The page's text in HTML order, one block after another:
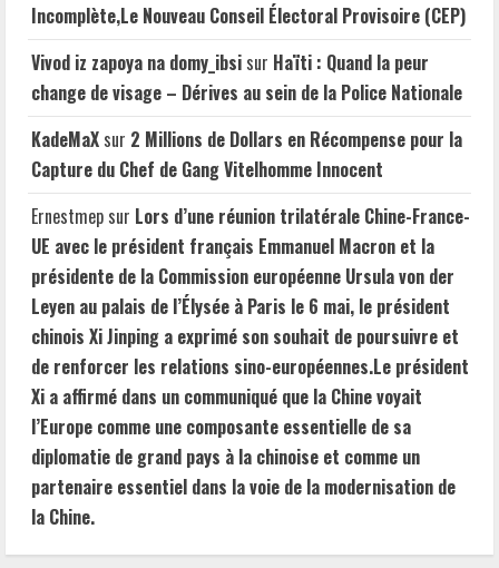
Incomplète,Le Nouveau Conseil Électoral Provisoire (CEP)
Vivod iz zapoya na domy_ibsi sur Haïti : Quand la peur
change de visage – Dérives au sein de la Police Nationale
KadeMaX sur 2 Millions de Dollars en Récompense pour la
Capture du Chef de Gang Vitelhomme Innocent
Ernestmep sur Lors d’une réunion trilatérale Chine-France-
UE avec le président français Emmanuel Macron et la
présidente de la Commission européenne Ursula von der
Leyen au palais de l’Élysée à Paris le 6 mai, le président
chinois Xi Jinping a exprimé son souhait de poursuivre et
de renforcer les relations sino-européennes.Le président
Xi a affirmé dans un communiqué que la Chine voyait
l’Europe comme une composante essentielle de sa
diplomatie de grand pays à la chinoise et comme un
partenaire essentiel dans la voie de la modernisation de
la Chine.